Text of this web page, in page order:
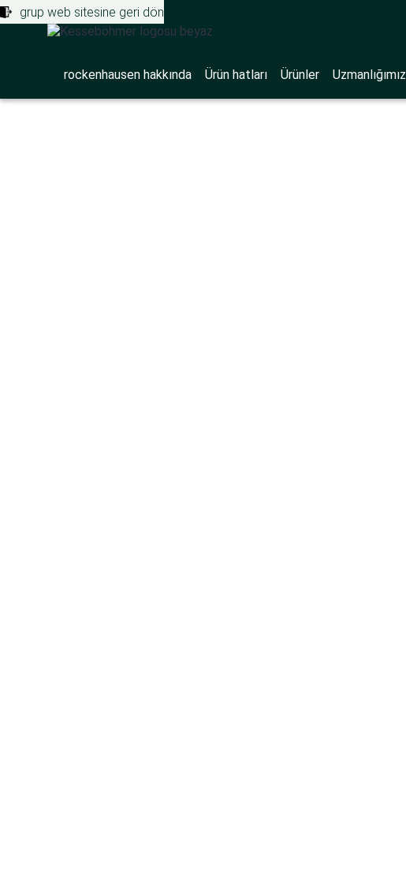
grup web sitesine geri dön
rockenhausen hakkında Ürün hatları Ürünler Uzmanlığımız